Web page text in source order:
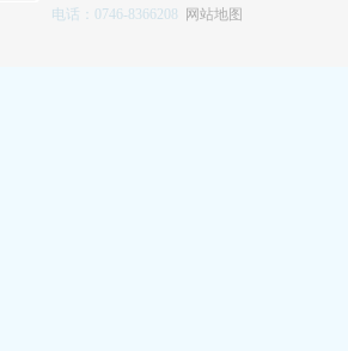
电话：0746-8366208 网站地图